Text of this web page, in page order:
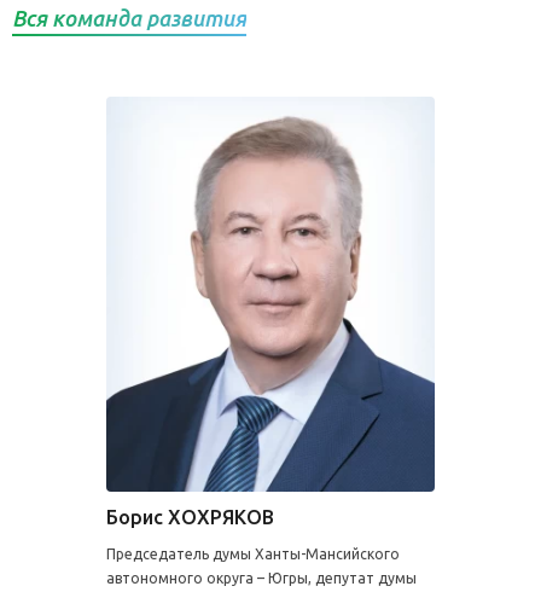
Вся команда развития
Борис ХОХРЯКОВ
Председатель думы Ханты-Мансийского
автономного округа – Югры, депутат думы